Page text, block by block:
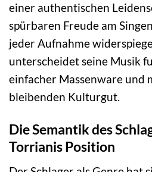
einer authentischen
spürbaren Freude am
jeder Aufnahme
unterscheidet seine Musik
einfacher Massenware und
bleibenden Kulturgut.
Die Semantik des
Torrianis Position